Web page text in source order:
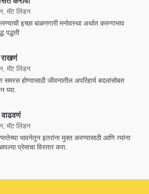
मॅट लिंडन
इच्छा बाळगणारी मनोवस्था अर्थात करुणाभाव
पद्धती
मॅट लिंडन
समरस होण्यासाठी जीवनातील अपरिहार्य बदलांसोबत
घ्या.
वाढवणं
मॅट लिंडन
भावनेतून इतरांना मुक्त करण्यासाठी आणि त्यांना
प्रेमाचा विस्तार करा.